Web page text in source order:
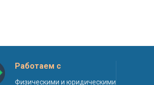
Работаем с
Физическими и юридическими